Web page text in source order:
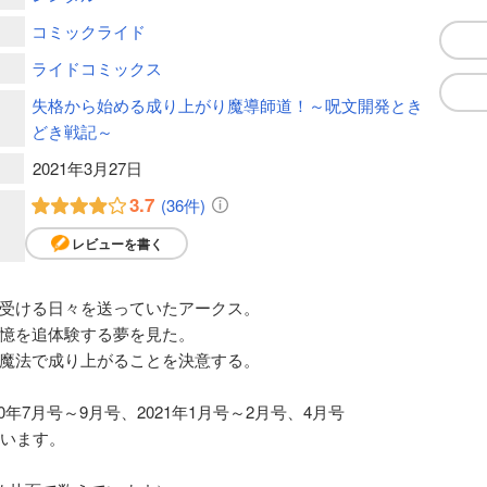
コミックライド
ライドコミックス
失格から始める成り上がり魔導師道！～呪文開発とき
どき戦記～
2021年3月27日
3.7 (36件)
レビューを書く
る日々を送っていたアークス。
を追体験する夢を見た。
で成り上がることを決意する。
7月号～9月号、2021年1月号～2月号、4月号
ます。